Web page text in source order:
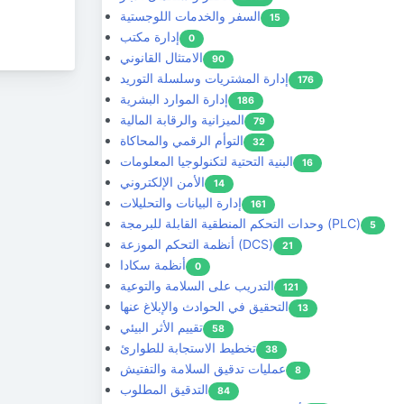
السفر والخدمات اللوجستية 15
إدارة مكتب 0
الامتثال القانوني 90
إدارة المشتريات وسلسلة التوريد 176
إدارة الموارد البشرية 186
الميزانية والرقابة المالية 79
التوأم الرقمي والمحاكاة 32
البنية التحتية لتكنولوجيا المعلومات 16
الأمن الإلكتروني 14
إدارة البيانات والتحليلات 161
وحدات التحكم المنطقية القابلة للبرمجة (PLC) 5
أنظمة التحكم الموزعة (DCS) 21
أنظمة سكادا 0
التدريب على السلامة والتوعية 121
التحقيق في الحوادث والإبلاغ عنها 13
تقييم الأثر البيئي 58
تخطيط الاستجابة للطوارئ 38
عمليات تدقيق السلامة والتفتيش 8
التدقيق المطلوب 84